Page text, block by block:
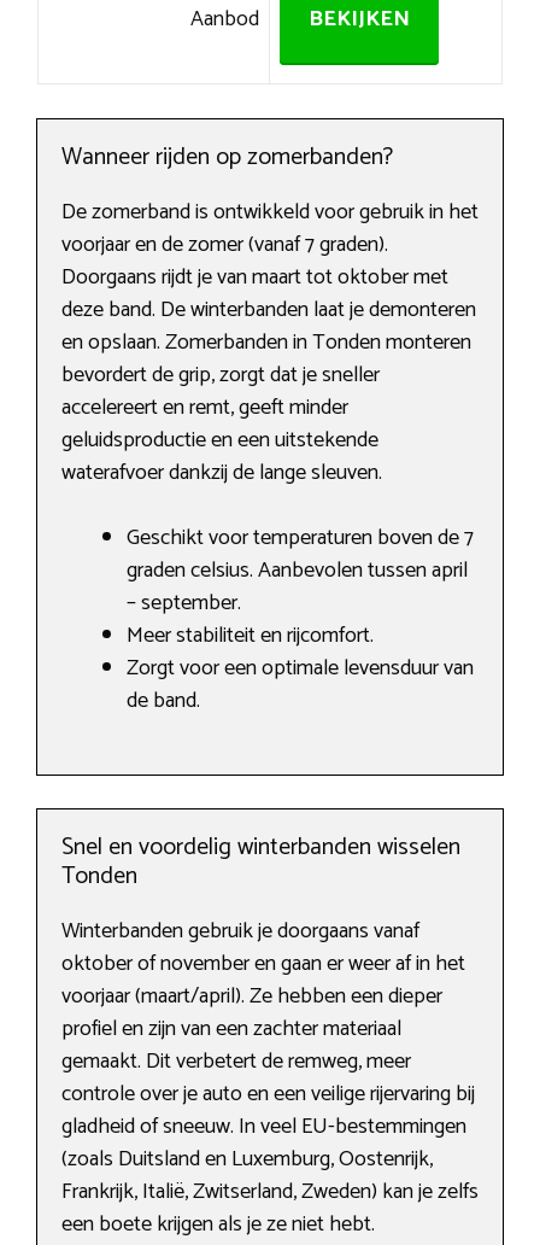
Aanbod BEKIJKEN
Wanneer rijden op zomerbanden?
De zomerband is ontwikkeld voor gebruik in het
voorjaar en de zomer (vanaf 7 graden).
Doorgaans rijdt je van maart tot oktober met
deze band. De winterbanden laat je demonteren
en opslaan. Zomerbanden in Tonden monteren
bevordert de grip, zorgt dat je sneller
accelereert en remt, geeft minder
geluidsproductie en een uitstekende
waterafvoer dankzij de lange sleuven.
Geschikt voor temperaturen boven de 7
graden celsius. Aanbevolen tussen april
– september.
Meer stabiliteit en rijcomfort.
Zorgt voor een optimale levensduur van
de band.
Snel en voordelig winterbanden wisselen
Tonden
Winterbanden gebruik je doorgaans vanaf
oktober of november en gaan er weer af in het
voorjaar (maart/april). Ze hebben een dieper
profiel en zijn van een zachter materiaal
gemaakt. Dit verbetert de remweg, meer
controle over je auto en een veilige rijervaring bij
gladheid of sneeuw. In veel EU-bestemmingen
(zoals Duitsland en Luxemburg, Oostenrijk,
Frankrijk, Italië, Zwitserland, Zweden) kan je zelfs
een boete krijgen als je ze niet hebt.